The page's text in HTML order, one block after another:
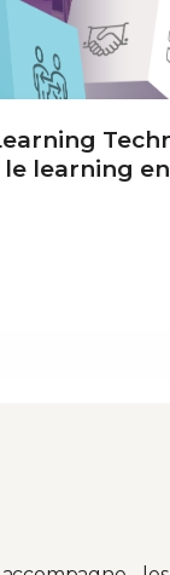
le learning en